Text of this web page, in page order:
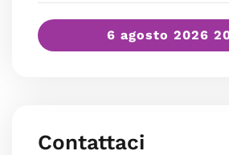
6 agosto 2026
Contattaci